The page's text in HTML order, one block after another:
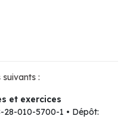
:
et exercices
28-010-5700-1 • Dépôt: